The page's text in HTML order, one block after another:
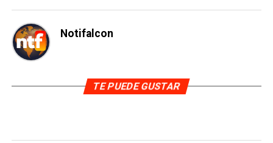
Notifalcon
TE PUEDE GUSTAR